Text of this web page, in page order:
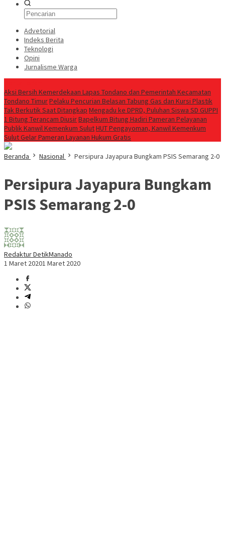
Advetorial
Indeks Berita
Teknologi
Opini
Jurnalisme Warga
Aksi Bersih Kemerdekaan Lapas Tondano dan Pemerintah Kecamatan
Tondano TimurPelaku Pencurian Belasan Tabung Gas dan Kursi Plastik
Tak Berkutik Saat Ditangkap Mengadu ke DPRD, Puluhan Siswa SD GUPPI
1 Bitung Terancam Diusir‎Bapelkum Bitung Hadiri Pameran Pelayanan
Publik Kanwil Kemenkum SulutHUT Pengayoman, Kanwil Kemenkum
Sulut Gelar Pameran Layanan Hukum Gratis
Beranda Nasional Persipura Jayapura Bungkam PSIS Semarang 2-0
Persipura Jayapura Bungkam
PSIS Semarang 2-0
Redaktur DetikManado
1 Maret 20201 Maret 2020